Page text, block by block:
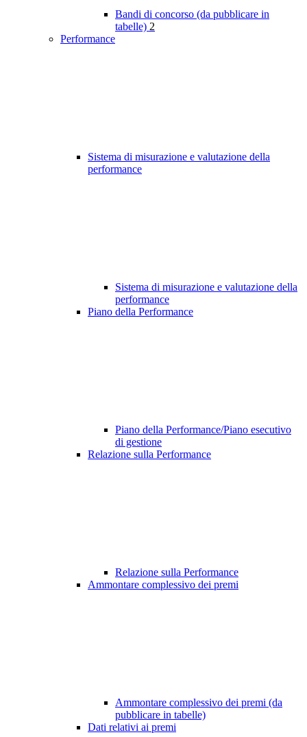
Bandi di concorso (da pubblicare in
tabelle) 2
Performance
Sistema di misurazione e valutazione della
performance
Sistema di misurazione e valutazione della
performance
Piano della Performance
Piano della Performance/Piano esecutivo
di gestione
Relazione sulla Performance
Relazione sulla Performance
Ammontare complessivo dei premi
Ammontare complessivo dei premi (da
pubblicare in tabelle)
Dati relativi ai premi